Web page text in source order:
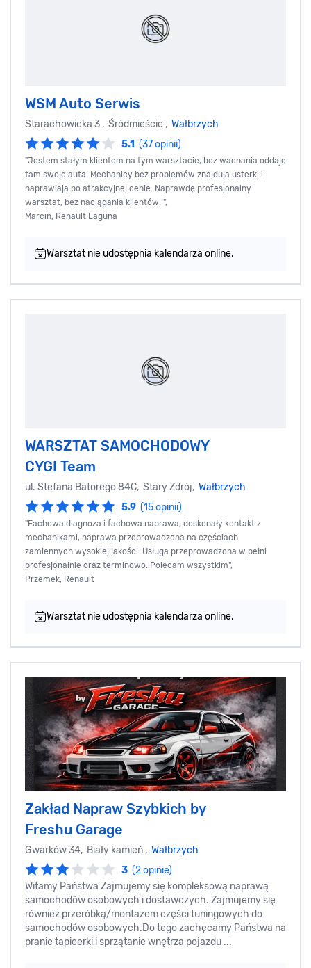
WSM Auto Serwis
Starachowicka 3 , Śródmieście , Wałbrzych
5.1 (37 opinii)
"Jestem stałym klientem na tym warsztacie, bez wachania oddaje
tam swoje auta. Mechanicy bez problemów znajdują usterki i
naprawiają po atrakcyjnej cenie. Naprawdę profesjonalny
warsztat, bez naciągania klientów. ",
Marcin, Renault Laguna
Warsztat nie udostępnia kalendarza online.
WARSZTAT SAMOCHODOWY
CYGI Team
ul. Stefana Batorego 84C, Stary Zdrój, Wałbrzych
5.9 (15 opinii)
"Fachowa diagnoza i fachowa naprawa, doskonały kontakt z
mechanikami, naprawa przeprowadzona na częściach
zamiennych wysokiej jakości. Usługa przeprowadzona w pełni
profesjonalnie oraz terminowo. Polecam wszystkim",
Przemek, Renault
Warsztat nie udostępnia kalendarza online.
Zakład Napraw Szybkich by
Freshu Garage
Gwarków 34, Biały kamień , Wałbrzych
3 (2 opinie)
Witamy Państwa Zajmujemy się kompleksową naprawą
samochodów osobowych i dostawczych. Zajmujemy się
również przeróbką/montażem części tuningowych do
samochodów osobowych.Do tego zachęcamy Państwa na
pranie tapicerki i sprzątanie wnętrza pojazdu ...